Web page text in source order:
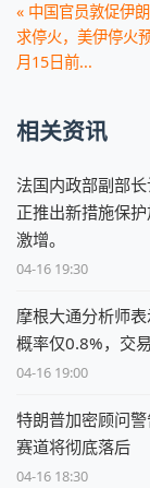
« 中国官员敦促伊
求停火，美伊停火
月15日前...
相关资讯
法国内政部副部
正推出新措施保
激增。
04-16 19:30
摩根大通分析师
概率仅0.8%，交
04-16 19:00
特朗普加密顾问
赛道将彻底落后
04-16 18:30